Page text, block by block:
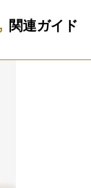
関連ガイド